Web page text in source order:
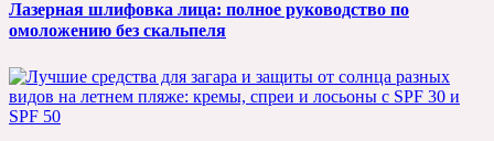
Лазерная шлифовка лица: полное руководство по
омоложению без скальпеля